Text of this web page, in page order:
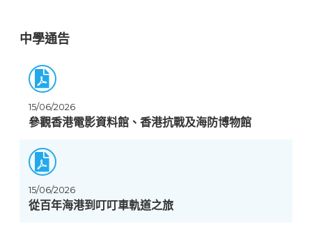
中學通告
15/06/2026
參觀香港電影資料館、香港抗戰及海防博物館
15/06/2026
從百年海港到叮叮車軌道之旅